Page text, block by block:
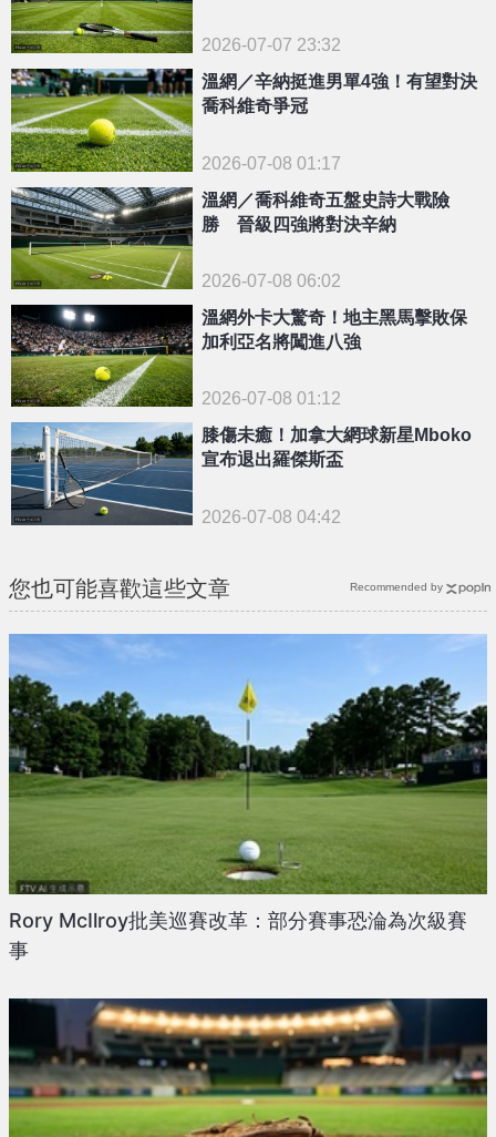
2026-07-07 23:32
溫網／辛納挺進男單4強！有望對決
喬科維奇爭冠
2026-07-08 01:17
溫網／喬科維奇五盤史詩大戰險
勝 晉級四強將對決辛納
2026-07-08 06:02
溫網外卡大驚奇！地主黑馬擊敗保
加利亞名將闖進八強
2026-07-08 01:12
膝傷未癒！加拿大網球新星Mboko
宣布退出羅傑斯盃
2026-07-08 04:42
您也可能喜歡這些文章
Rory McIlroy批美巡賽改革：部分賽事恐淪為次級賽
事
Recommended by